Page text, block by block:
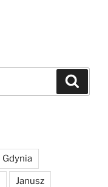
Gdynia
Janusz